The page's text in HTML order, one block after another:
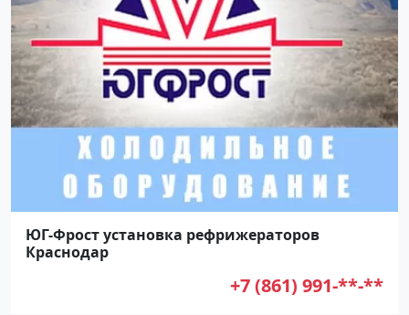
ЮГ-Фрост установка рефрижераторов
Краснодар
+7 (861) 991-**-**